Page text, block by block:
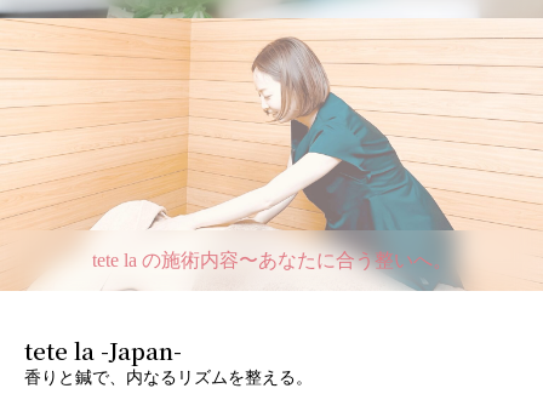
tete la の施術内容〜あなたに合う整いへ。
tete la -Japan-
香りと鍼で、内なるリズムを整える。